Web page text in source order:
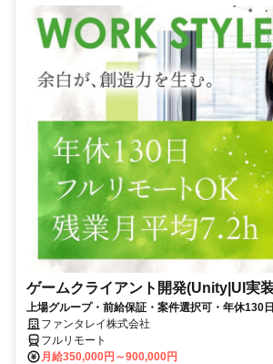
ゲームクライアント開発(Unity|UI実
上場グループ・前給保証・案件選択可・年休130
ファンタレイ株式会社
フルリモート
月給350,000円～900,000円